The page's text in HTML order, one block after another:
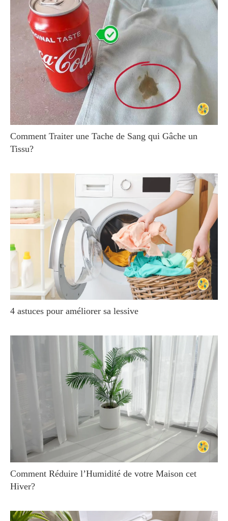
Comment Traiter une Tache de Sang qui Gâche un
Tissu?
4 astuces pour améliorer sa lessive
Comment Réduire l’Humidité de votre Maison cet
Hiver?